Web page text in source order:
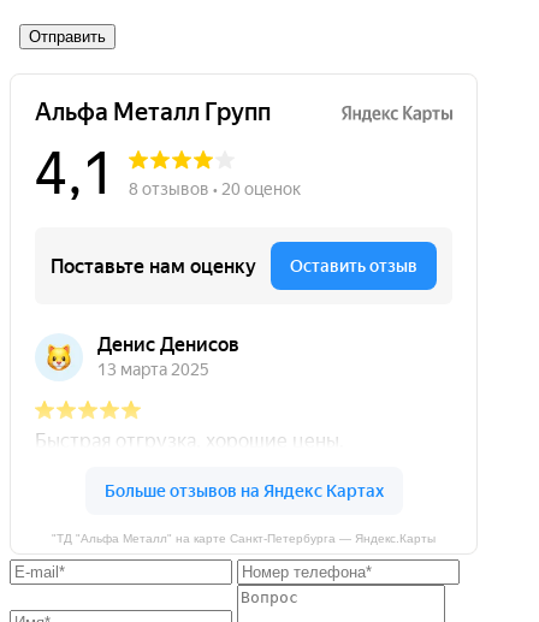
Отправить
"ТД "Альфа Металл" на карте Санкт‑Петербурга — Яндекс.Карты